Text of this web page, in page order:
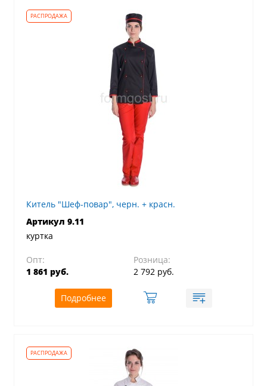
Китель "Шеф-повар", черн. + красн.
Артикул 9.11
куртка
Опт:
1 861 руб.
Розница:
2 792 руб.
Подробнее